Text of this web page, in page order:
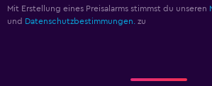
Mit Erstellung eines Preisalarms stimmst du unseren
und Datenschutzbestimmungen. zu